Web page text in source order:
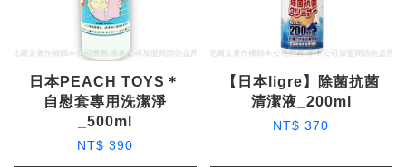
日本PEACH TOYS＊
自慰套專用洗潔淨
_500ml
NT$ 390
【日本ligre】除菌抗菌
清潔液_200ml
NT$ 370